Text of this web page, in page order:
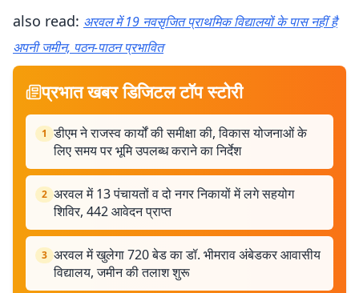
also read: अरवल में 19 नवसृजित प्राथमिक विद्यालयों के पास नहीं है
अपनी जमीन, पठन-पाठन प्रभावित
प्रभात खबर डिजिटल टॉप स्टोरी
1 डीएम ने राजस्व कार्यों की समीक्षा की, विकास योजनाओं के
लिए समय पर भूमि उपलब्ध कराने का निर्देश
2 अरवल में 13 पंचायतों व दो नगर निकायों में लगे सहयोग
शिविर, 442 आवेदन प्राप्त
3 अरवल में खुलेगा 720 बेड का डॉ. भीमराव अंबेडकर आवासीय
विद्यालय, जमीन की तलाश शुरू